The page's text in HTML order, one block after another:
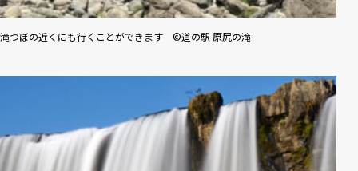
滝つぼの近くにも行くことができます ©道の駅 原尻の滝